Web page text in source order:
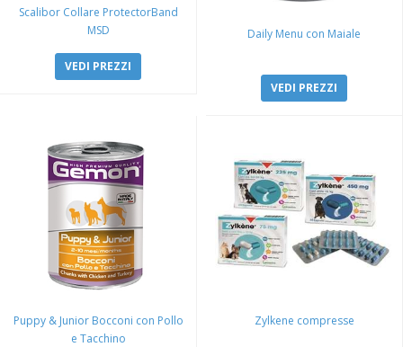
Scalibor Collare ProtectorBand
MSD
VEDI PREZZI
Daily Menu con Maiale
VEDI PREZZI
Puppy & Junior Bocconi con Pollo
e Tacchino
Zylkene compresse